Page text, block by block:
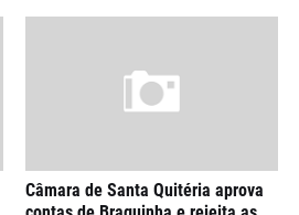
Câmara de Santa Quitéria aprova